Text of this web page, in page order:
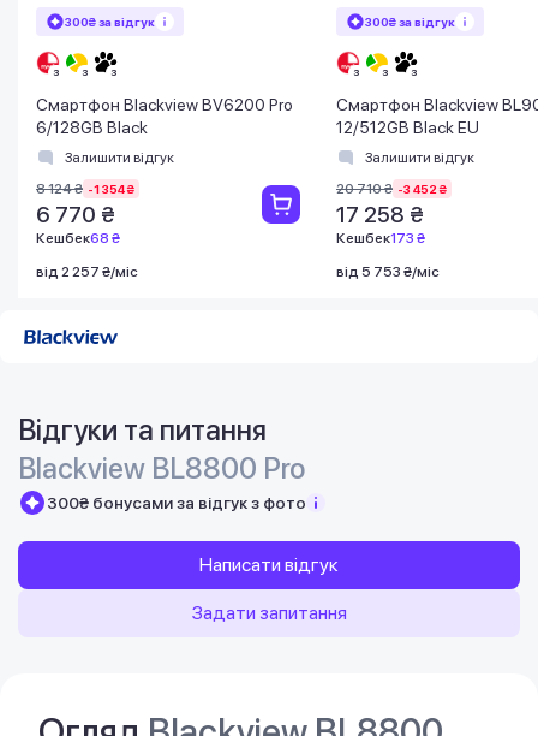
300₴ за відгук
Смартфон Blackview BV6200 Pro
6/128GB Black
Залишити відгук
8 124 ₴ -1 354 ₴
6 770 ₴
Кешбек68 ₴
від 2 257 ₴/міс
300₴ за відгук
Смартфон Blackview
12/512GB Black EU
Залишити відгук
20 710 ₴ -3 452 ₴
17 258 ₴
Кешбек173 ₴
від 5 753 ₴/міс
Відгуки та питання
Blackview BL8800 Pro
300₴ бонусами за відгук з фото
Написати відгук
Задати запитання